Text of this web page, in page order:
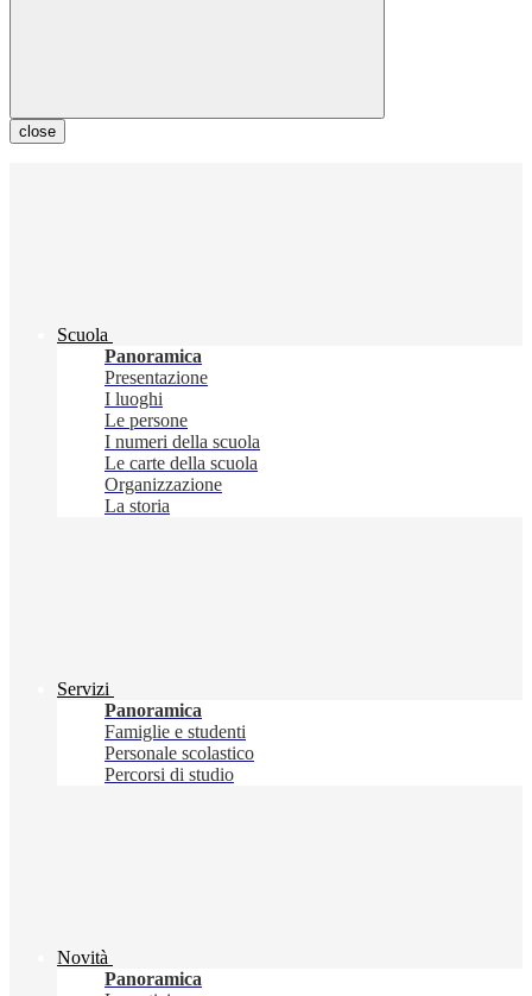
close
Scuola
Panoramica
Presentazione
I luoghi
Le persone
I numeri della scuola
Le carte della scuola
Organizzazione
La storia
Servizi
Panoramica
Famiglie e studenti
Personale scolastico
Percorsi di studio
Novità
Panoramica